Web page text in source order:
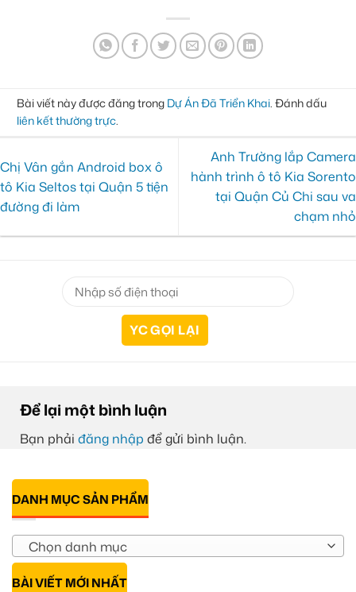
Bài viết này được đăng trong Dự Án Đã Triển Khai . Đánh dấu
liên kết thường trực
Chị Vân gắn Android box ô
tô Kia Seltos tại Quận 5 tiện
đường đi làm
Anh Trường lắp Camera
hành trình ô tô Kia Sorento
tại Quận Củ Chi sau va
chạm nhỏ
Để lại một bình luận
Bạn phải đăng nhập để gửi bình luận.
DANH MỤC SẢN PHẨM
Chọn danh mục
BÀI VIẾT MỚI NHẤT